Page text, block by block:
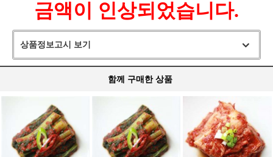
금액이 인상되었습니다.
상품정보고시 보기
함께 구매한 상품